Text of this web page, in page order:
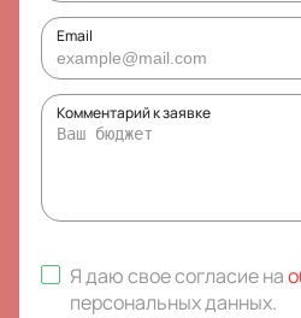
Email
Комментарий к заявке
Я даю свое согласие на
персональных данных.